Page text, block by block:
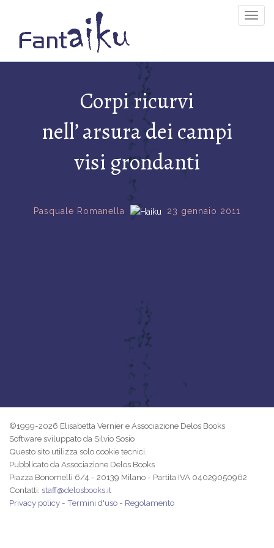
Corpi ricurvi
nell’ arsura dei campi
visi grondanti
Pasquale Romanella 23 gennaio 2011
©1999-2026 Elisabetta Vernier e Associazione Delos Books
Software sviluppato da Silvio Sosio
Questo sito utilizza solo cookie tecnici.
Pubblicato da Associazione Delos Books
Piazza Bonomelli 6/4 - 20139 Milano - Partita IVA 04029050962
Contatti: staff@delosbooks.it
Privacy policy - Termini d'uso - Regolamento